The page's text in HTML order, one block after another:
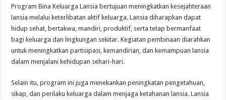
Program Bina Keluarga Lansia bertujuan meningkatkan kesejahteraan
lansia melalui keterlibatan aktif keluarga. Lansia diharapkan dapat
hidup sehat, bertakwa, mandiri, produktif, serta tetap bermanfaat
bagi keluarga dan lingkungan sekitar. Kegiatan pembinaan diarahkan
untuk meningkatkan partisipasi, kemandirian, dan kemampuan lansia
dalam menjalani kehidupan sehari-hari.
Selain itu, program ini juga menekankan peningkatan pengetahuan,
sikap, dan perilaku keluarga dalam menjaga ketahanan lansia. Lansia